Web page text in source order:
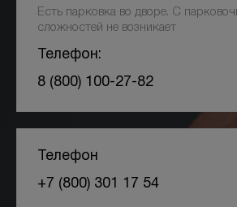
Есть парковка во дворе. С
сложностей не возникает
Телефон:
8 (800) 100-27-82
Телефон
+7 (800) 301 17 54